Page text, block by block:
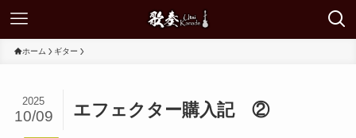
ホーム ギター
エフェクター購入記 ②
2025
10/09